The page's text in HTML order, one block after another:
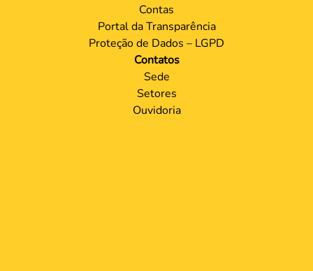
Contas
Portal da Transparência
Proteção de Dados – LGPD
Contatos
Sede
Setores
Ouvidoria